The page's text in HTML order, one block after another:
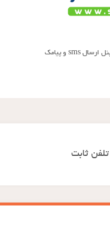
، ارایه دهنده پنل ارسال sms و پیامک
ثابت